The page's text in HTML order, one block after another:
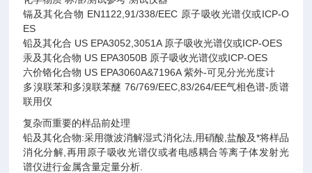
镉及其化合物 EN1122,91/338/EEC 原子吸收光谱仪或ICP-O
ES
铅及其化合 US EPA3052,3051A 原子吸收光谱仪或ICP-OES
汞及其化合物 US EPA3050B 原子吸收光谱仪或ICP-OES
六价铬化合物 US EPA3060A&7196A紫外-可见分光光度计
多溴联苯和多溴联苯醚 76/769/EEC,83/264/EE气相色谱-质谱
联用仪
复杂而重要的样品前处理
铅及其化合物:采用微波消解湿式消化法, 用硝酸 盐酸及*将样品
消化分解 再用原子吸收光谱仪或者电感耦合等离子体发射光
谱仪进行金属含量定量分析